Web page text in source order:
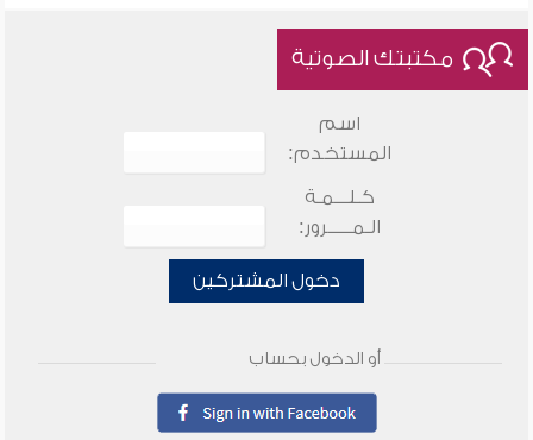
مكتبتك الصوتية
اسم
المستخدم:
كـلـــمـة
الـمـــــرور:
دخول المشتركين
أو الدخول بحساب